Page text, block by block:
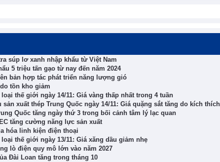
súp lơ xanh nhập khẩu từ Việt Nam
5 triệu tấn gạo từ nay đến năm 2024
bản hợp tác phát triển năng lượng gió
tồn kho giảm
thế giới ngày 14/11: Giá vàng thấp nhất trong 4 tuần
xuất thép Trung Quốc ngày 14/11: Giá quặng sắt tăng do kích
Quốc tăng ngày thứ 3 trong bối cảnh tâm lý lạc quan
tăng cường năng lực sản xuất
hóa linh kiện điện thoại
thế giới ngày 13/11: Giá xăng dầu giảm nhẹ
lò điện quy mô lớn vào năm 2027
Đài Loan tăng trong tháng 10